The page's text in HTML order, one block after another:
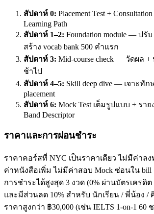
สัปดาห์ 0: Placement Test +
Learning Path
สัปดาห์ 1–2: Foundation module — ปรับ
สร้าง vocab bank 500 คำแรก
สัปดาห์ 3: Mid-course check — วัดผล +
ช้าไป
สัปดาห์ 4–5: Skill deep dive — เจาะทั
placement
สัปดาห์ 6: Mock Test เต็มรูปแบบ + รา
Band Descriptor
ราคาและการผ่อนชำระ
ราคาคอร์สที่ NYC เป็นราคาเดียว ไม่มีค่าล
ค่าหนังสือเพิ่ม ไม่มีค่าสอบ Mock ซ่อนใน bill
การชำระได้สูงสุด 3 งวด (0% ผ่านบัตรเครดิต
และมีส่วนลด 10% สำหรับ นักเรียน / พี่น้อง /
ราคาสูงกว่า ฿30,000 (เช่น IELTS 1-on-1 60